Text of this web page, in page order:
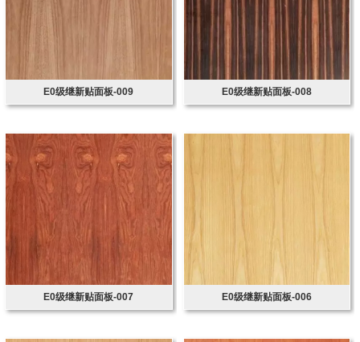
E0级继新贴面板-009 E0级继新贴面板-008
E0级继新贴面板-007 E0级继新贴面板-006